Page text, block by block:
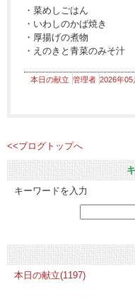
・菜めしごはん
・いわしのかば焼き
・厚揚げの煮物
・えのきと青菜のみそ汁
本日の献立 管理者 2026年05
<<ブログトップへ
キーワードを入力
本日の献立(1197)